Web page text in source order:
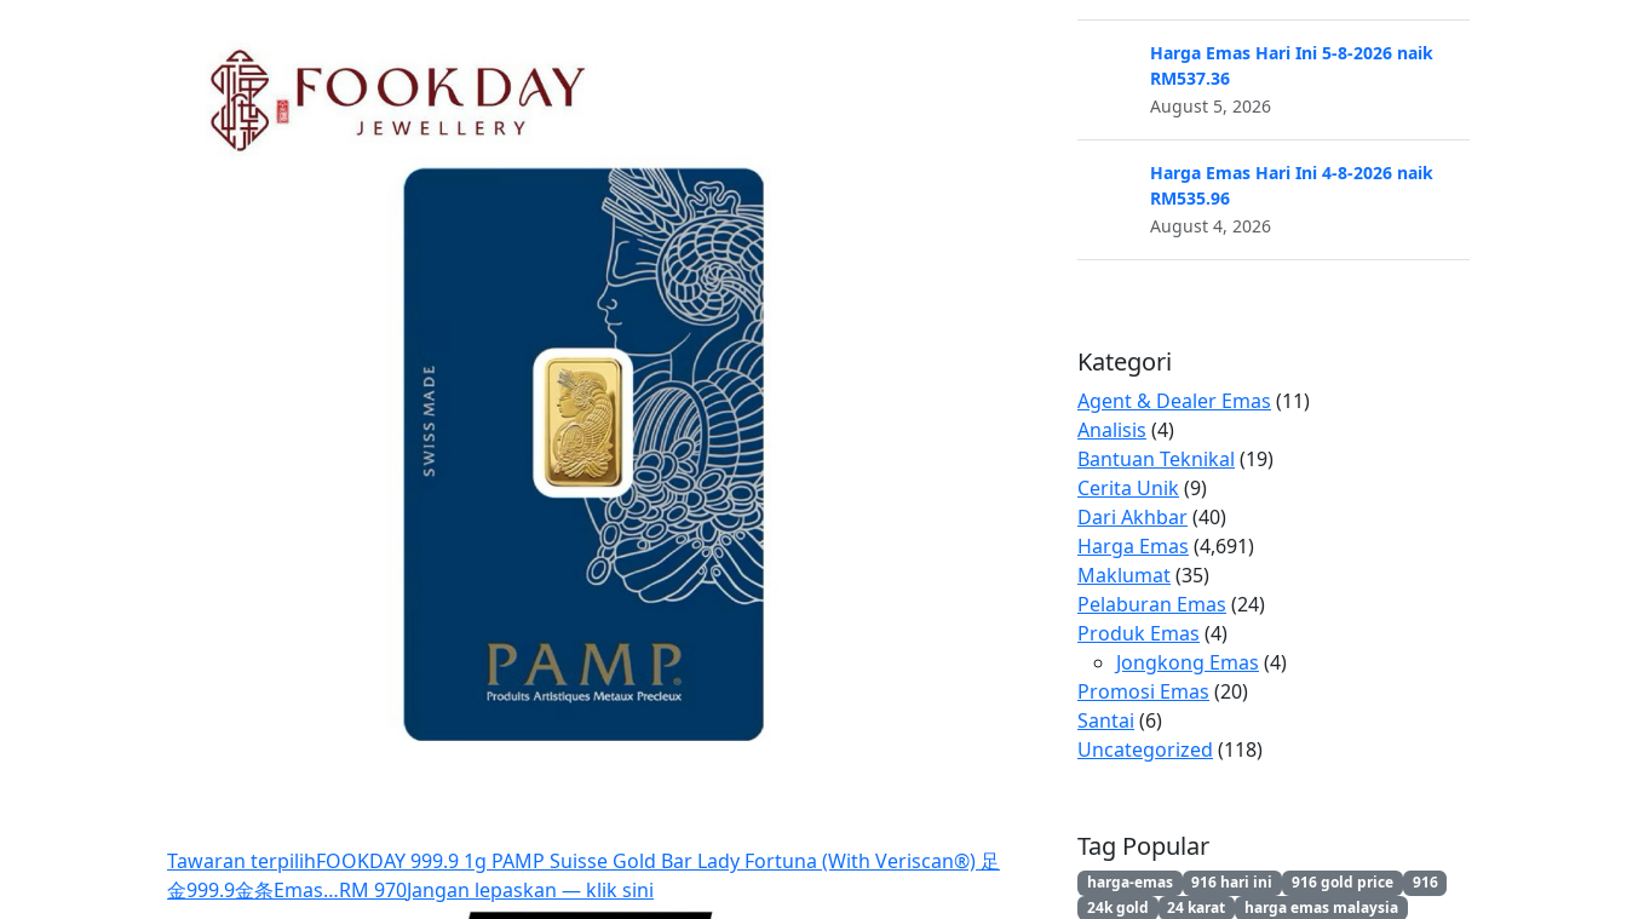
Tawaran terpilihFOOKDAY 999.9 1g PAMP Suisse Gold Bar Lady Fortuna (With Veriscan®) 足
金999.9金条Emas…RM 970Jangan lepaskan — klik sini
Harga Emas Hari Ini 5-8-2026 naik
RM537.36
August 5, 2026
Harga Emas Hari Ini 4-8-2026 naik
RM535.96
August 4, 2026
Kategori
Agent & Dealer Emas (11)
Analisis (4)
Bantuan Teknikal (19)
Cerita Unik(9)
Dari Akhbar(40)
Harga Emas (4,691)
Maklumat(35)
Pelaburan Emas (24)
Produk Emas (4)
Jongkong Emas (4)
Promosi Emas (20)
Santai (6)
Uncategorized (118)
Tag Popular
harga-emas 916 hari ini 916 gold price
916
24k gold
24 karat
harga emas malaysia